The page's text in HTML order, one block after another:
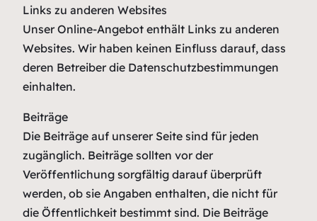
Links zu anderen Websites
Unser Online-Angebot enthält Links zu anderen
Websites. Wir haben keinen Einfluss darauf, dass
deren Betreiber die Datenschutzbestimmungen
einhalten.
Beiträge
Die Beiträge auf unserer Seite sind für jeden
zugänglich. Beiträge sollten vor der
Veröffentlichung sorgfältig darauf überprüft
werden, ob sie Angaben enthalten, die nicht für
die Öffentlichkeit bestimmt sind. Die Beiträge